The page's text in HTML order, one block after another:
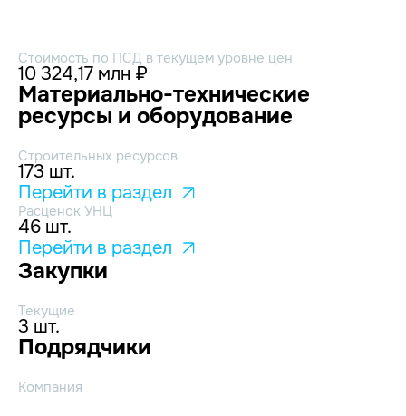
Стоимость по ПСД в текущем уровне цен
10 324,17 млн ₽
Материально-технические
ресурсы и оборудование
Строительных ресурсов
173 шт.
Перейти в раздел
Расценок УНЦ
46 шт.
Перейти в раздел
Закупки
Текущие
3 шт.
Подрядчики
Компания